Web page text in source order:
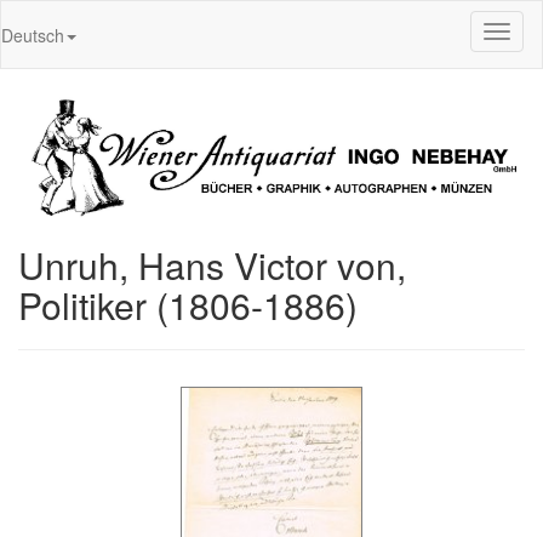
Deutsch
Unruh, Hans Victor von,
Politiker (1806-1886)